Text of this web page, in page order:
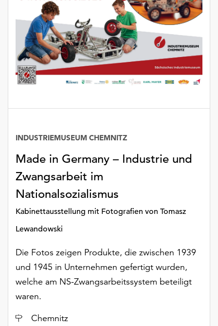
Made in Germany – Industrie und
Zwangsarbeit im
Nationalsozialismus
Kabinettausstellung mit Fotografien von Tomasz
Lewandowski
INDUSTRIEMUSEUM CHEMNITZ
Die Fotos zeigen Produkte, die zwischen 1939
und 1945 in Unternehmen gefertigt wurden,
welche am NS-Zwangsarbeitssystem beteiligt
waren.
Ort
Chemnitz